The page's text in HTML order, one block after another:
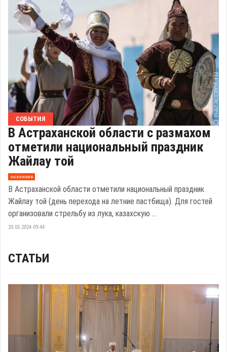
СОБЫТИЯ
В Астраханской области с размахом
отметили национальный праздник
Жайлау той
эксклюзив
В Астраханской области отметили национальный праздник
Жайлау той (день перехода на летние пастбища). Для гостей
организовали стрельбу из лука, казахскую ...
20.05.2024 09:44
СТАТЬИ